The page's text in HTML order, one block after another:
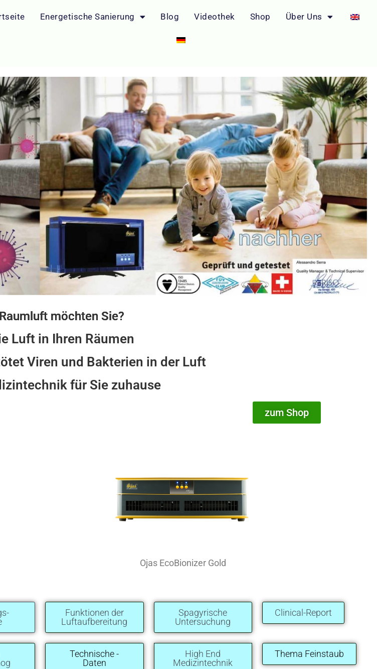
Energetische Sanierung Blog Videothek Shop Über Uns
möchten Sie?
Luft in Ihren Räumen
Viren und Bakterien in der Luft
für Sie zuhause
zum Shop
Ojas EcoBionizer Gold
Funktionen der
Luftaufbereitung
Spagyrische
Untersuchung
Clinical-Report
Technische -
Daten
High End
Medizintechnik
Thema Feinstaub